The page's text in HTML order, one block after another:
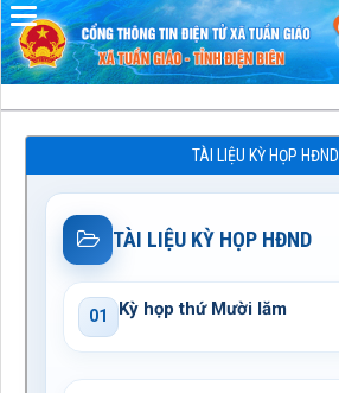
TÀI LIỆU KỲ HỌP HĐND
TÀI LIỆU KỲ HỌP HĐND
01 Kỳ họp thứ Mười lăm
Đã kết nối EMC